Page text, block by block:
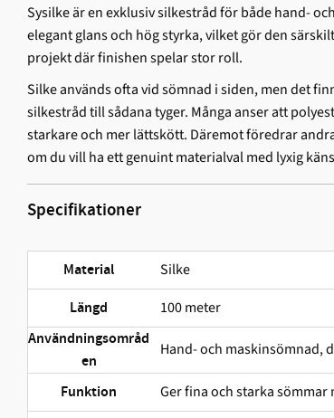
Sysilke är en exklusiv silkestråd för både hand-
elegant glans och hög styrka, vilket gör den
projekt där finishen spelar stor roll.
Silke används ofta vid sömnad i siden, men det
silkestråd till sådana tyger. Många anser att
starkare och mer lättskött. Däremot föredrar
om du vill ha ett genuint materialval med lyxig
Specifikationer
Material Silke
Längd 100 meter
Användningsområd
en
Hand- och maskinsömnad,
Funktion Ger fina och starka sömmar